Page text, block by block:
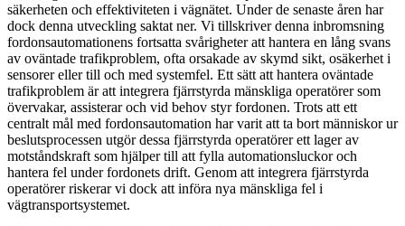
säkerheten och effektiviteten i vägnätet. Under de senaste åren har
dock denna utveckling saktat ner. Vi tillskriver denna inbromsning
fordonsautomationens fortsatta svårigheter att hantera en lång svans
av oväntade trafikproblem, ofta orsakade av skymd sikt, osäkerhet i
sensorer eller till och med systemfel. Ett sätt att hantera oväntade
trafikproblem är att integrera fjärrstyrda mänskliga operatörer som
övervakar, assisterar och vid behov styr fordonen. Trots att ett
centralt mål med fordonsautomation har varit att ta bort människor ur
beslutsprocessen utgör dessa fjärrstyrda operatörer ett lager av
motståndskraft som hjälper till att fylla automationsluckor och
hantera fel under fordonets drift. Genom att integrera fjärrstyrda
operatörer riskerar vi dock att införa nya mänskliga fel i
vägtransportsystemet.